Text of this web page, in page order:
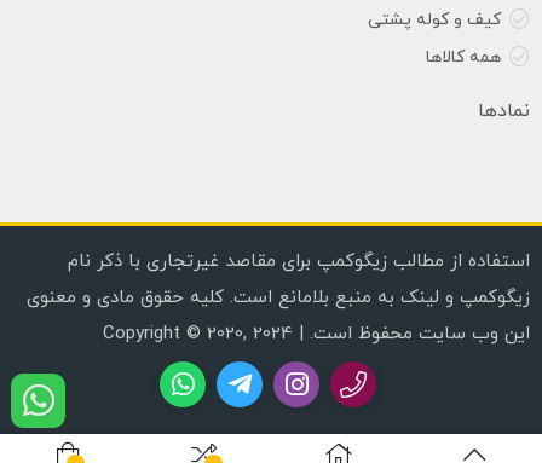
کیف و کوله پشتی
همه کالاها
نمادها
استفاده از مطالب زیگوکمپ برای مقاصد غیرتجاری با ذکر نام
زیگوکمپ و لینک به منبع بلامانع است. کلیه حقوق مادی و معنوی
این وب سایت محفوظ است. | Copyright © 2020, 2024